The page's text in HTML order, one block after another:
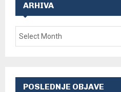
ARHIVA
POSLEDNJE OBJAVE